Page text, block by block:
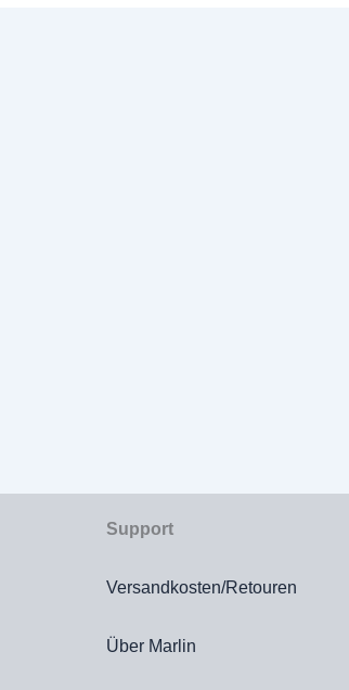
Support
Versandkosten/Retouren
Über Marlin